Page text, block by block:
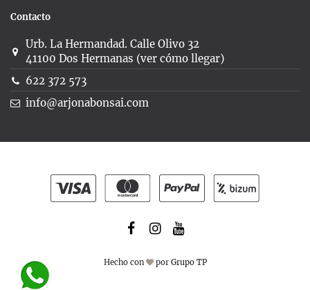
Contacto
Urb. La Hermandad. Calle Olivo 32
41100 Dos Hermanas (ver cómo llegar)
622 372 573
info@arjonabonsai.com
Hecho con por Grupo TP